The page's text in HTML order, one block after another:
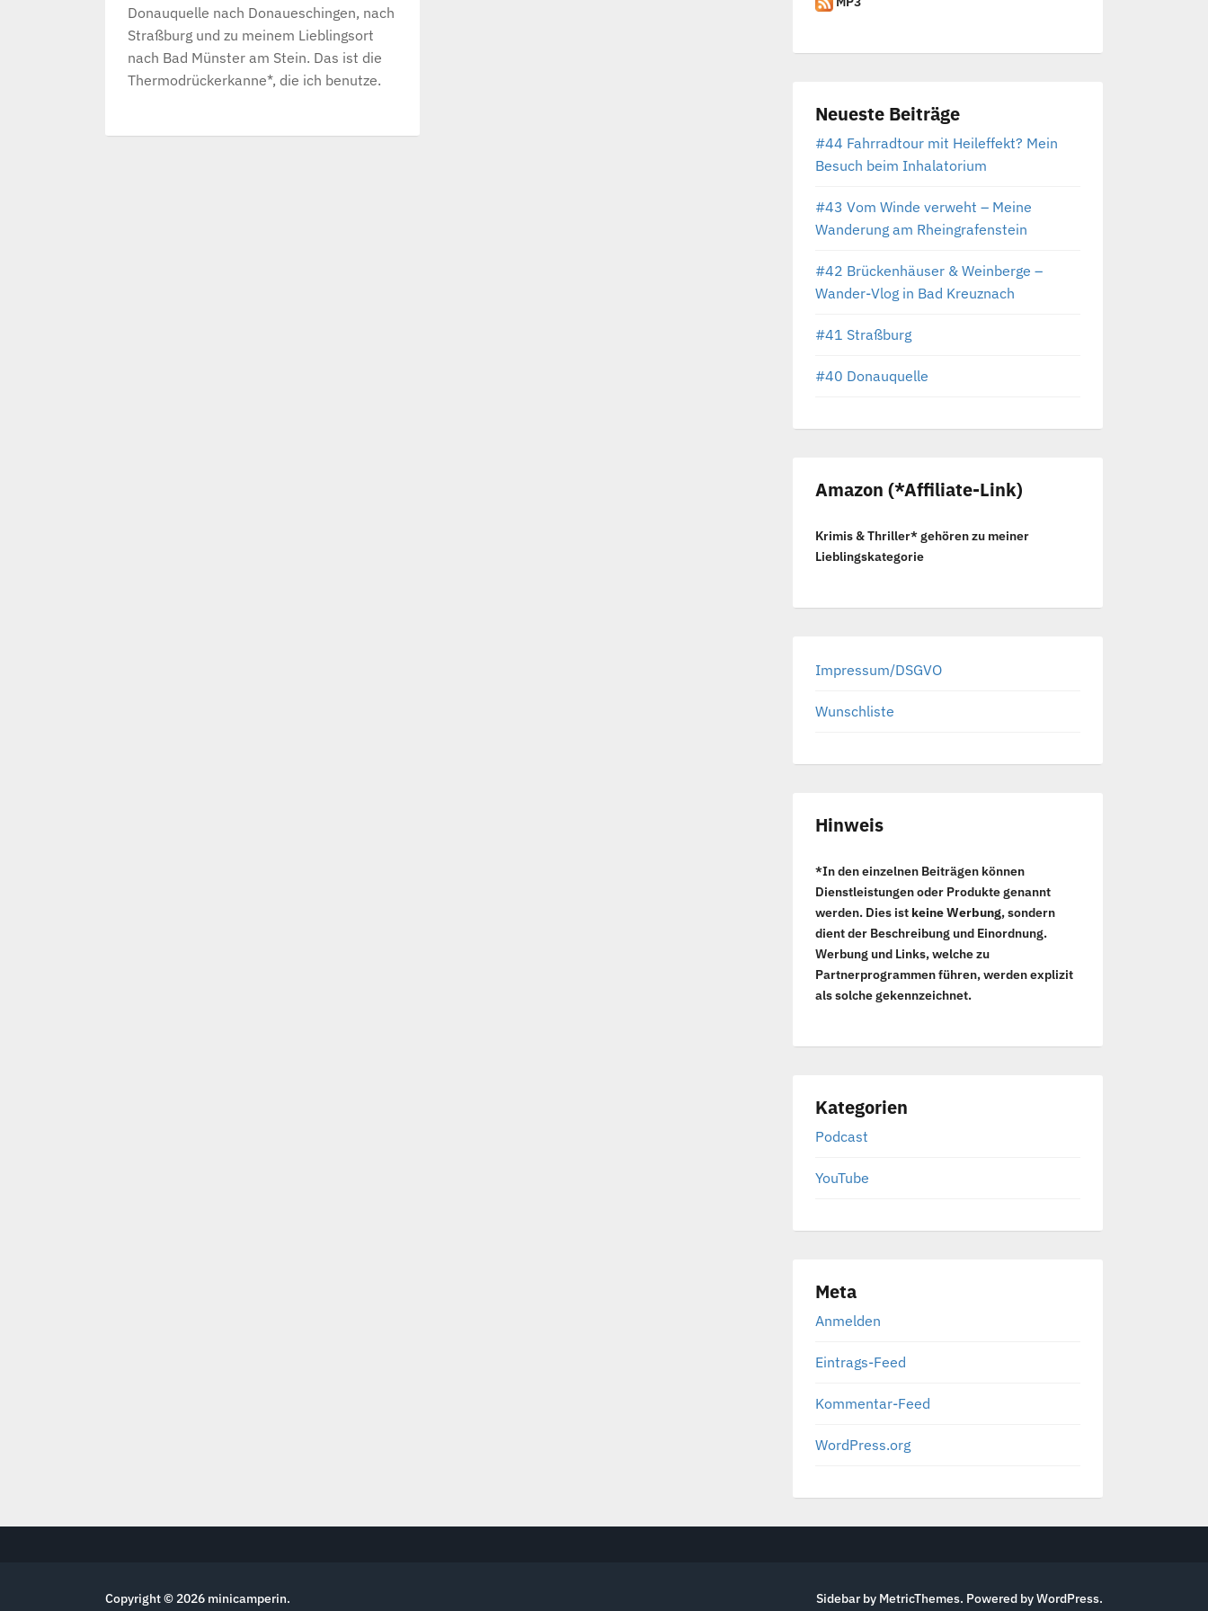
Donauquelle nach Donaueschingen, nach
Straßburg und zu meinem Lieblingsort
nach Bad Münster am Stein. Das ist die
Thermodrückerkanne*, die ich benutze.
Neueste Beiträge
#44 Fahrradtour mit Heileffekt? Mein
Besuch beim Inhalatorium
#43 Vom Winde verweht – Meine
Wanderung am Rheingrafenstein
#42 Brückenhäuser & Weinberge –
Wander-Vlog in Bad Kreuznach
#41 Straßburg
#40 Donauquelle
Amazon (*Affiliate-Link)
Krimis & Thriller* gehören zu meiner
Lieblingskategorie
Impressum/DSGVO
Wunschliste
Hinweis
*In den einzelnen Beiträgen können
Dienstleistungen oder Produkte genannt
werden. Dies ist keine Werbung, sondern
dient der Beschreibung und Einordnung.
Werbung und Links, welche zu
Partnerprogrammen führen, werden explizit
als solche gekennzeichnet.
Kategorien
Podcast
YouTube
Meta
Anmelden
Eintrags-Feed
Kommentar-Feed
WordPress.org
Copyright © 2026 minicamperin. Sidebar by MetricThemes. Powered byWordPress.